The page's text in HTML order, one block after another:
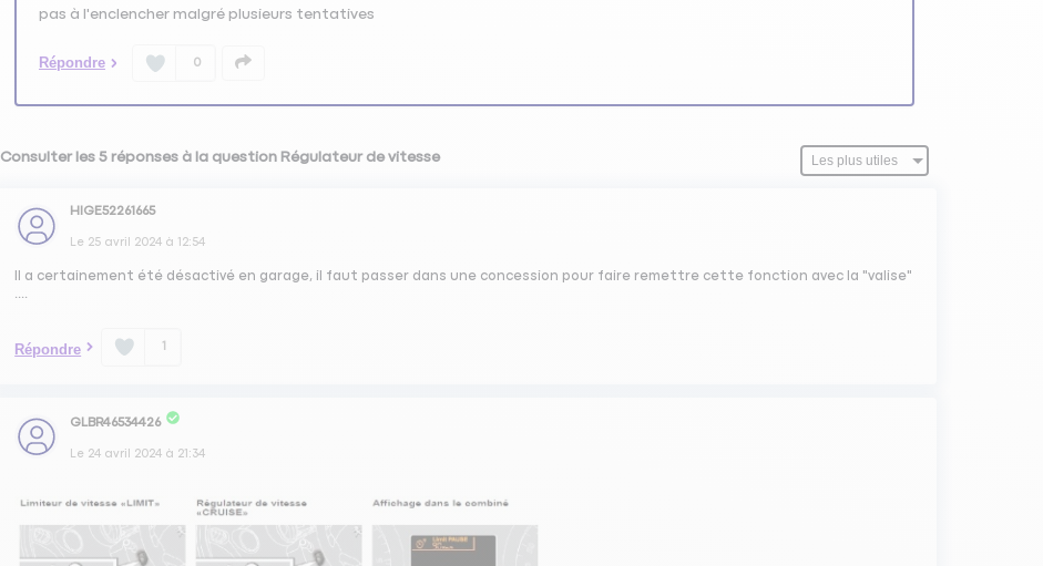
pas à l'enclencher malgré plusieurs tentatives
Répondre 0
Consulter les 5 réponses à la question Régulateur de vitesse
HIGE52261665
Le 25 avril 2024 à 12:54
Il a certainement été désactivé en garage, il faut passer dans une concession pour faire remettre cette fonction avec la "valise"
....
Répondre 1
GLBR46534426
Le 24 avril 2024 à 21:34